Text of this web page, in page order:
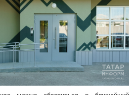
можно обратиться в ближайший